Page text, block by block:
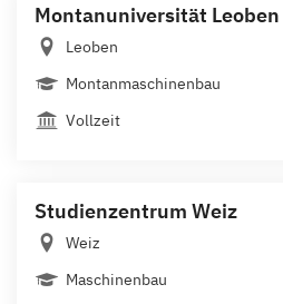
Montanuniversität Leoben
Leoben
Montanmaschinenbau
Vollzeit
Studienzentrum Weiz
Weiz
Maschinenbau